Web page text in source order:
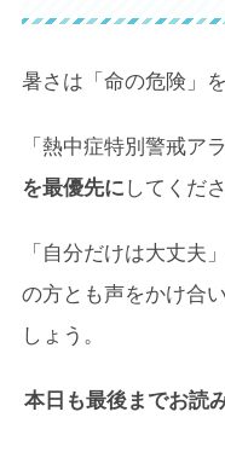
暑さは「命の危険」
「熱中症特別警戒ア
を最優先にしてくださ
「自分だけは大丈夫
の方とも声をかけ合
しょう。
本日も最後までお読